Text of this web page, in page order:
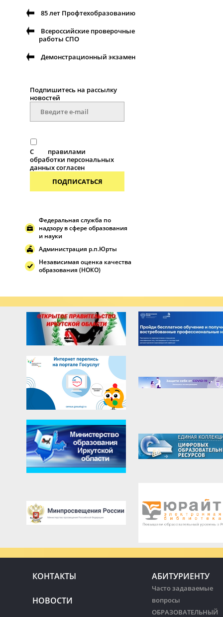
85 лет Профтехобразованию
Всероссийские проверочные
работы СПО
Демонстрационный экзамен
Подпишитесь на рассылку
новостей
С
правилами
обработки персональных
данных согласен
ПОДПИСАТЬСЯ
Федеральная служба по
надзору в сфере образования
и науки
Администрация р.п.Юрты
Независимая оценка качества
образования (НОКО)
КОНТАКТЫ
НОВОСТИ
АБИТУРИЕНТУ
Часто задаваемые
вопросы
ОБРАЗОВАТЕЛЬНЫЙ